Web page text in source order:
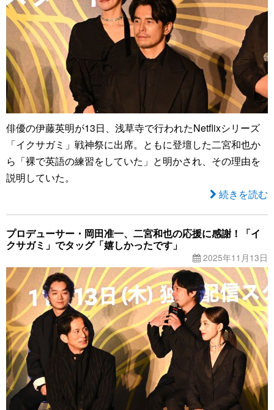
俳優の伊藤英明が13日、浅草寺で行われたNetflixシリーズ
「イクサガミ」戦神祭に出席。ともに登壇した二宮和也か
ら「裸で英語の練習をしていた」と明かされ、その理由を
説明していた。
続きを読む
プロデューサー・岡田准一、二宮和也の応援に感謝！「イ
クサガミ」でタッグ「嬉しかったです」
2025年11月13日